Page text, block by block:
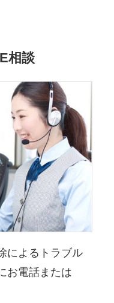
相談
によるトラブル
お電話または